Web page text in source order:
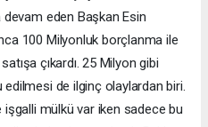
eden Başkan Esin
100 Milyonluk borçlanma ile
çıkardı. 25 Milyon gibi
edilmesi de ilginç olaylardan biri.
mülkü var iken sadece bu